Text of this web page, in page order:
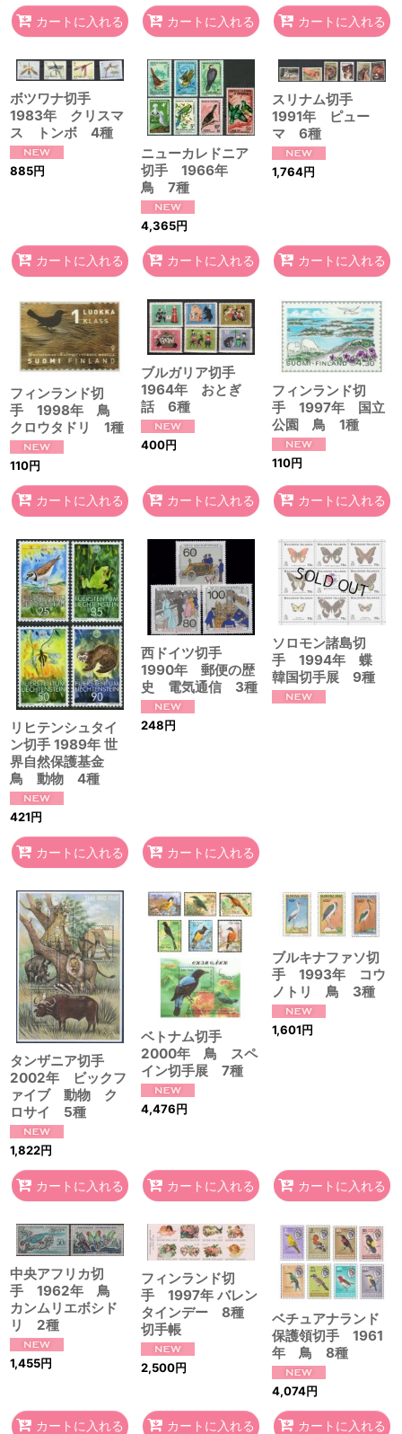
カートに入れる カートに入れる カートに入れる
ボツワナ切手
1983年 クリスマ
ス トンボ 4種
885円
カートに入れる
ニューカレドニア
切手 1966年
鳥 7種
4,365円
カートに入れる
スリナム切手
1991年 ピュー
マ 6種
1,764円
カートに入れる
フィンランド切
手 1998年 鳥
クロウタドリ 1種
110円
カートに入れる
ブルガリア切手
1964年 おとぎ
話 6種
400円
カートに入れる
フィンランド切
手 1997年 国立
公園 鳥 1種
110円
カートに入れる
リヒテンシュタイ
ン切手 1989年 世
界自然保護基金
鳥 動物 4種
421円
カートに入れる
西ドイツ切手
1990年 郵便の歴
史 電気通信 3種
248円
カートに入れる
ソロモン諸島切
手 1994年 蝶
韓国切手展 9種
タンザニア切手
2002年 ビックフ
ァイブ 動物 ク
ロサイ 5種
1,822円
カートに入れる
ベトナム切手
2000年 鳥 スペ
イン切手展 7種
4,476円
カートに入れる
ブルキナファソ切
手 1993年 コウ
ノトリ 鳥 3種
1,601円
カートに入れる
中央アフリカ切
手 1962年 鳥
カンムリエボシド
リ 2種
1,455円
カートに入れる
フィンランド切
手 1997年 バレン
タインデー 8種
切手帳
2,500円
カートに入れる
ベチュアナランド
保護領切手 1961
年 鳥 8種
4,074円
カートに入れる